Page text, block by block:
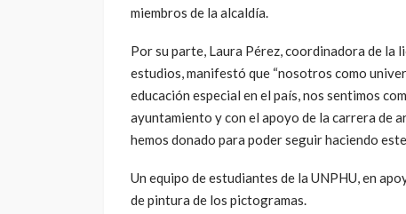
miembros de la alcaldía.
Por su parte, Laura Pérez, coordinadora de la
estudios, manifestó que “nosotros como
educación especial en el país, nos sentimos
ayuntamiento y con el apoyo de la carrera de
hemos donado para poder seguir haciendo
Un equipo de estudiantes de la UNPHU, en
de pintura de los pictogramas.